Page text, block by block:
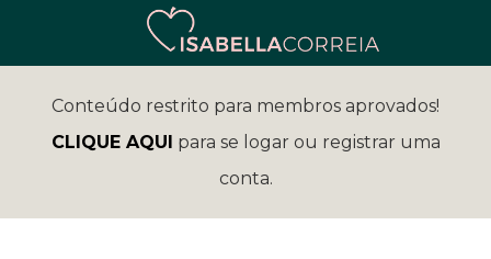
Conteúdo restrito para membros aprovados!
CLIQUE AQUI para se logar ou registrar uma
conta.